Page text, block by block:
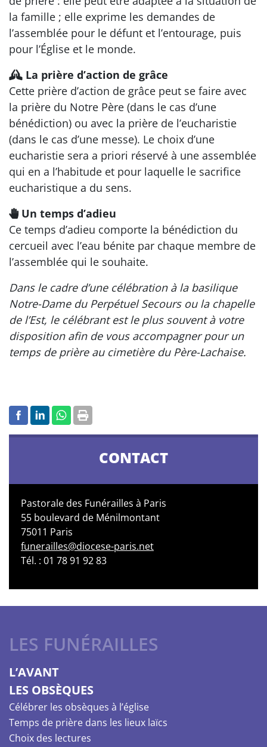
la famille ; elle exprime les demandes de
l’assemblée pour le défunt et l’entourage, puis
pour l’Église et le monde.
La prière d’action de grâce
Cette prière d’action de grâce peut se faire avec
la prière du Notre Père (dans le cas d’une
bénédiction) ou avec la prière de l’eucharistie
(dans le cas d’une messe). Le choix d’une
eucharistie sera a priori réservé à une assemblée
qui en a l’habitude et pour laquelle le sacrifice
eucharistique a du sens.
Un temps d’adieu
Ce temps d’adieu comporte la bénédiction du
cercueil avec l’eau bénite par chaque membre de
l’assemblée qui le souhaite.
Dans le cadre d’une célébration à la basilique
Notre-Dame du Perpétuel Secours ou la chapelle
de l’Est, le célébrant est le plus souvent à votre
disposition afin de vous accompagner pour un
temps de prière au cimetière du Père-Lachaise.
CONTACT
Pastorale des Funérailles à Paris
55 boulevard de Ménilmontant
75011 Paris
funerailles@diocese-paris.net
Tél. : 01 78 91 92 83
LES FUNÉRAILLES
L’AVANT
LES OBSÈQUES
Célébrer les obsèques à l’église
Temps de prière dans les lieux laïcs
Choix des lectures